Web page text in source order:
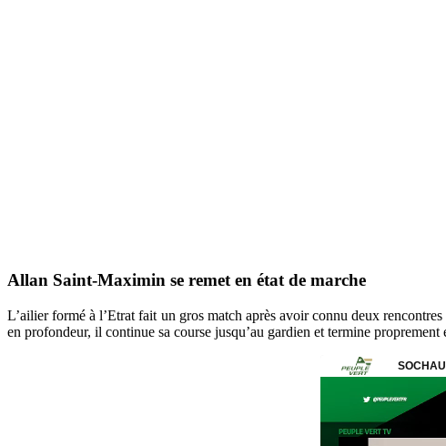
Allan Saint-Maximin se remet en état de marche
L’ailier formé à l’Etrat fait un gros match après avoir connu deux
en profondeur, il continue sa course jusqu’au gardien et termine